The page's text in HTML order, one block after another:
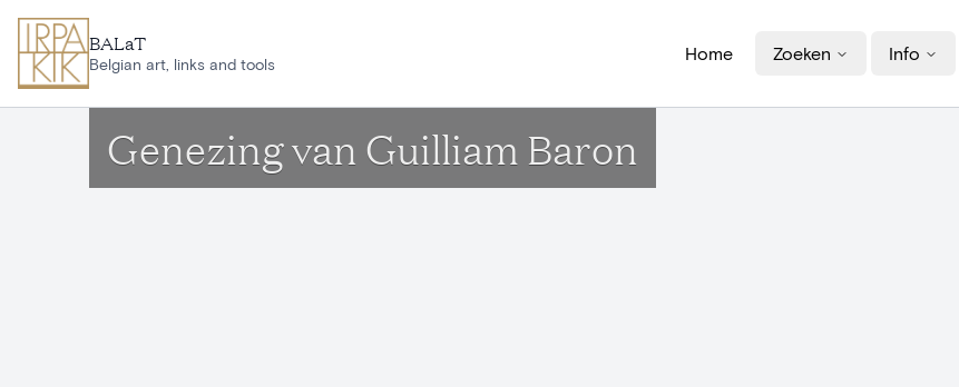
BALaT
Belgian art, links and tools
Home Zoeken Info
Genezing van Guilliam Baron